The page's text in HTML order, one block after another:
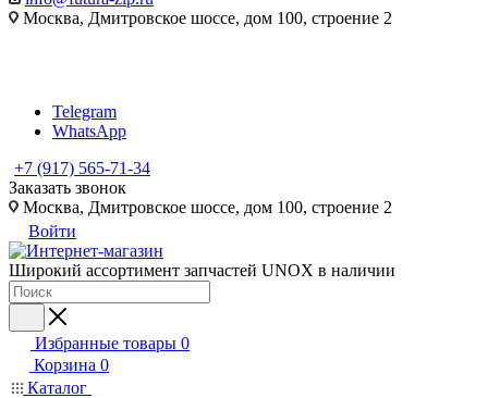
Москва, Дмитровское шоссе, дом 100, строение 2
Telegram
WhatsApp
+7 (917) 565-71-34
Заказать звонок
Москва, Дмитровское шоссе, дом 100, строение 2
Войти
Широкий ассортимент запчастей UNOX в наличии
Избранные товары 0
Корзина 0
Каталог